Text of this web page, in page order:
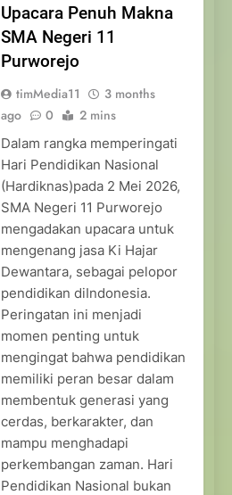
Upacara Penuh Makna
SMA Negeri 11
Purworejo
timMedia11
3 months
ago
0 2 mins
Dalam rangka memperingati
Hari Pendidikan Nasional
(Hardiknas)pada 2 Mei 2026,
SMA Negeri 11 Purworejo
mengadakan upacara untuk
mengenang jasa Ki Hajar
Dewantara, sebagai pelopor
pendidikan diIndonesia.
Peringatan ini menjadi
momen penting untuk
mengingat bahwa pendidikan
memiliki peran besar dalam
membentuk generasi yang
cerdas, berkarakter, dan
mampu menghadapi
perkembangan zaman. Hari
Pendidikan Nasional bukan